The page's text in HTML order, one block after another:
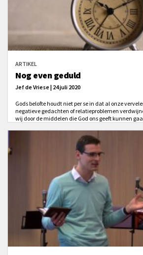
ARTIKEL
Nog even geduld
Jef de Vriese | 24 juli 2020
Gods belofte houdt niet per se in dat al onze
negatieve gedachten of relatieproblemen
wij door de middelen die God ons geeft kunnen